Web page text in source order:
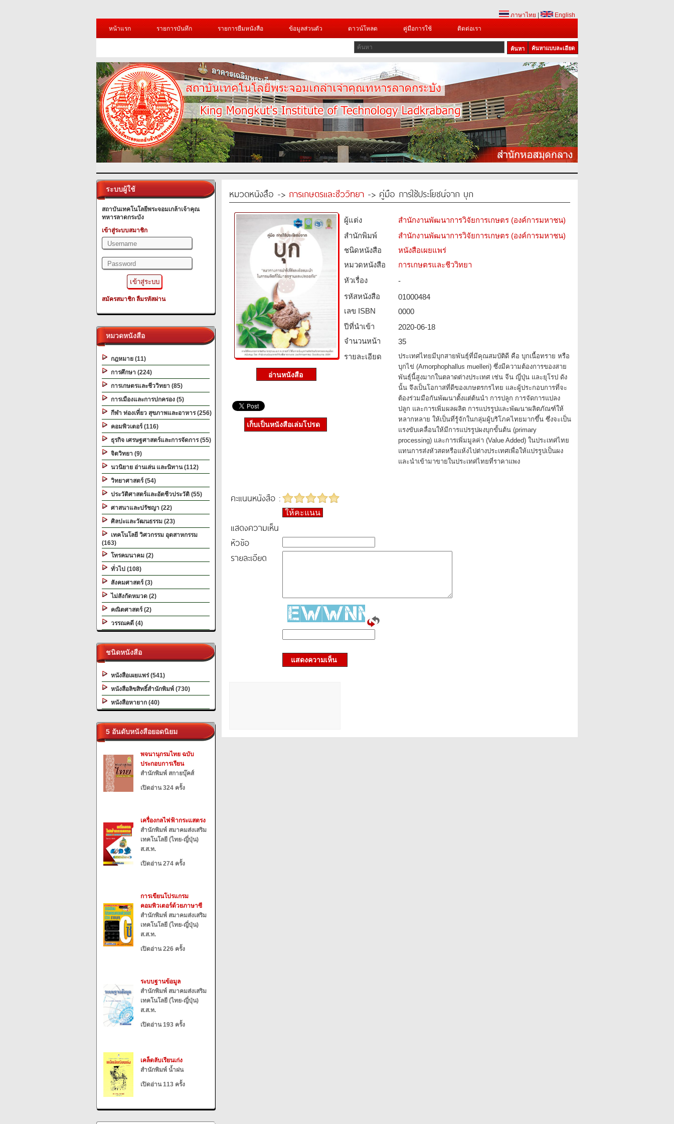
ภาษาไทย
English
หน้าแรก
รายการบันทึก รายการยืมหนังสือ ข้อมูลส่วนตัว ดาวน์โหลด คู่มือการใช้ ติดต่อเรา
ค้นหาแบบละเอียด
ระบบผู้ใช้
สถาบันเทคโนโลยีพระจอมเกล้าเจ้าคุณ
ทหารลาดกระบัง
เข้าสู่ระบบสมาชิก
สมัครสมาชิก ลืมรหัสผ่าน
หมวดหนังสือ
กฎหมาย (11)
การศึกษา (224)
การเกษตรและชีววิทยา (85)
การเมืองและการปกครอง (5)
กีฬา ท่องเที่ยว สุขภาพและอาหาร (256)
คอมพิวเตอร์ (116)
ธุรกิจ เศรษฐศาสตร์และการจัดการ (55)
จิตวิทยา (9)
นวนิยาย อ่านเล่น และนิทาน (112)
วิทยาศาสตร์ (54)
ประวัติศาสตร์และอัตชีวประวัติ (55)
ศาสนาและปรัชญา (22)
ศิลปะและวัฒนธรรม (23)
เทคโนโลยี วิศวกรรม อุตสาหกรรม
(163)
โทรคมนาคม (2)
ทั่วไป (108)
สังคมศาสตร์ (3)
ไม่สังกัดหมวด (2)
คณิตศาสตร์ (2)
วรรณคดี (4)
ชนิดหนังสือ
หนังสือเผยแพร่ (541)
หนังสือลิขสิทธิ์สำนักพิมพ์ (730)
หนังสือหายาก (40)
5 อันดับหนังสือยอดนิยม
พจนานุกรมไทย ฉบับ
ประกอบการเรียน
สำนักพิมพ์ สกายบุ๊คส์
เปิดอ่าน 324 ครั้ง
เครื่องกลไฟฟ้ากระแสตรง
สำนักพิมพ์ สมาคมส่งเสริม
เทคโนโลยี (ไทย-ญี่ปุ่น)
ส.ส.ท.
เปิดอ่าน 274 ครั้ง
การเขียนโปรแกรม
คอมพิวเตอร์ด้วยภาษาซี
สำนักพิมพ์ สมาคมส่งเสริม
เทคโนโลยี (ไทย-ญี่ปุ่น)
ส.ส.ท.
เปิดอ่าน 226 ครั้ง
ระบบฐานข้อมูล
สำนักพิมพ์ สมาคมส่งเสริม
เทคโนโลยี (ไทย-ญี่ปุ่น)
ส.ส.ท.
เปิดอ่าน 193 ครั้ง
เคล็ดลับเรียนเก่ง
สำนักพิมพ์ น้ำฝน
เปิดอ่าน 113 ครั้ง
หมวดหนังสือ -> การเกษตรและชีววิทยา -> คู่มือ การใช้ประโยชน์จาก บุก
ผู้แต่ง
สำนักงานพัฒนาการวิจัยการเกษตร (องค์การมหาชน)
สำนักพิมพ์
สำนักงานพัฒนาการวิจัยการเกษตร (องค์การมหาชน)
ชนิดหนังสือ­
หนังสือเผยแพร่
หมวดหนังสือ­
การเกษตรและชีววิทยา
หัวเรื่อง
-
รหัสหนังสือ­
01000484
เลข ISBN
0000
ปีที่นำเข้า
2020-06-18
จำนวนหน้า
35
รายละเอียด
ประเทศไทยมีบุกสายพันธุ์ที่มีคุณสมบัติดี คือ บุกเนื้อทราย หรือ
บุกไข่ (Amorphophallus muelleri) ซึ่งมีความต้องการของสาย
พันธุ์นี้สูงมากในตลาดต่างประเทศ เช่น จีน ญี่ปุ่น และยุโรป ดัง
นั้น จึงเป็นโอกาสที่ดีของเกษตรกรไทย และผู้ประกอบการที่จะ
ต้องร่วมมือกันพัฒนาตั้งแต่ต้นนำ การปลูก การจัดการแปลง
ปลูก และการเพิ่มผลผลิต การแปรรูปและพัฒนาผลิตภัณฑ์ให้
หลากหลาย ให้เป็นที่รู้จักในกลุ่มผู้บริโภคไทยมากขึ้น ซึ่งจะเป็น
แรงขับเคลื่อนให้มีการแปรรูปผงบุกขั้นต้น (primary
processing) และการเพิ่มมูลค่า (Value Added) ในประเทศไทย
แทนการส่งหัวสดหรือแห้งไปต่างประเทศเพื่อให้แปรรูปเป็นผง
และนำเข้ามาขายในประเทศไทยที่ราคาแพง
เก็บเป็นหนังสือเล่มโปรด
คะแนนหนังสือ :
ให้คะแนน
แสดงความเห็น
หัวข้อ
รายละเอียด
แสดงความเห็น